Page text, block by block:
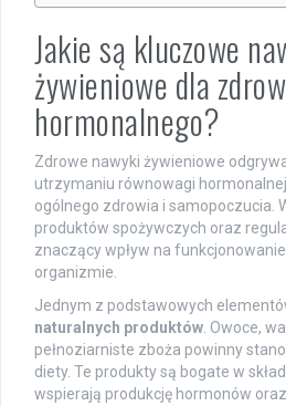
Jakie są kluczowe
żywieniowe dla
hormonalnego?
Zdrowe nawyki żywieniowe
utrzymaniu równowagi
ogólnego zdrowia i samopoczucia.
produktów spożywczych oraz
znaczący wpływ na
organizmie.
Jednym z podstawowych
naturalnych produktów . Owoce,
pełnoziarniste zboża powinny
diety. Te produkty są bogate w
wspierają produkcję hormonów